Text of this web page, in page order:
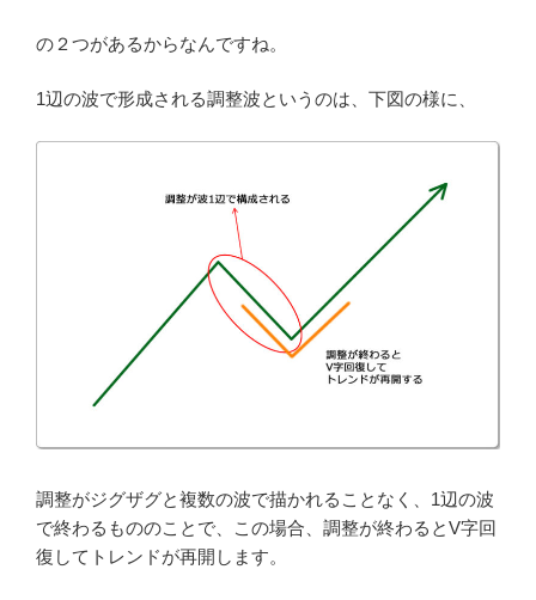
の２つがあるからなんですね。
1辺の波で形成される調整波というのは、下図の様に、
調整がジグザグと複数の波で描かれることなく、1辺の波
で終わるもののことで、この場合、調整が終わるとV字回
復してトレンドが再開します。